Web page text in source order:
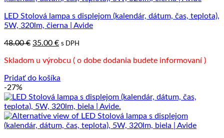
LED Stolová lampa s displejom (kalendár, dátum, čas, teplota),
5W, 320lm, čierna | Avide
48.00€ Pôvodná
bola:
35.00 €Aktuálna
je:
s DPH
Skladom u výrobcu ( o dobe dodania budete informovaní )
Pridať do košíka
-27%